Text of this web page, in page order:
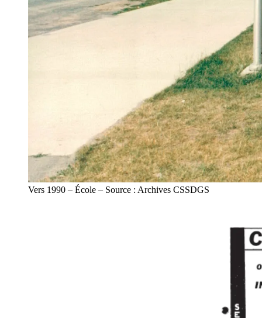
Vers 1990 – École – Source : Archives CSSDGS